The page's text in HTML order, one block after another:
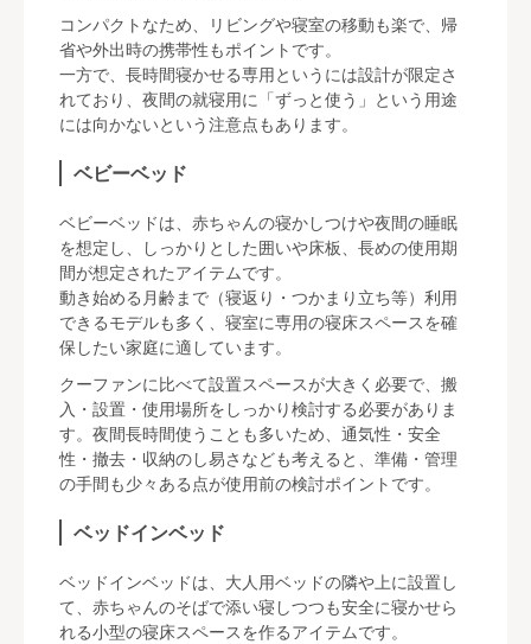
コンパクトなため、リビングや寝室の移動も楽で、帰
省や外出時の携帯性もポイントです。
一方で、長時間寝かせる専用というには設計が限定さ
れており、夜間の就寝用に「ずっと使う」という用途
には向かないという注意点もあります。
ベビーベッド
ベビーベッドは、赤ちゃんの寝かしつけや夜間の睡眠
を想定し、しっかりとした囲いや床板、長めの使用期
間が想定されたアイテムです。
動き始める月齢まで（寝返り・つかまり立ち等）利用
できるモデルも多く、寝室に専用の寝床スペースを確
保したい家庭に適しています。
クーファンに比べて設置スペースが大きく必要で、搬
入・設置・使用場所をしっかり検討する必要がありま
す。夜間長時間使うことも多いため、通気性・安全
性・撤去・収納のし易さなども考えると、準備・管理
の手間も少々ある点が使用前の検討ポイントです。
ベッドインベッド
ベッドインベッドは、大人用ベッドの隣や上に設置し
て、赤ちゃんのそばで添い寝しつつも安全に寝かせら
れる小型の寝床スペースを作るアイテムです。